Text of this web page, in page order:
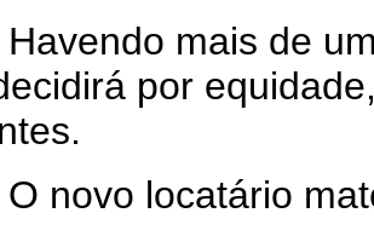
mais de um
por
locatário